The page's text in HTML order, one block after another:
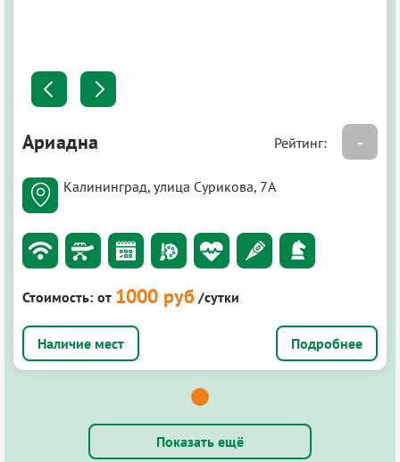
Ариадна Рейтинг: -
Калининград, улица Сурикова, 7А
Стоимость: от 1000 руб /сутки
Подробнее
Показать ещё